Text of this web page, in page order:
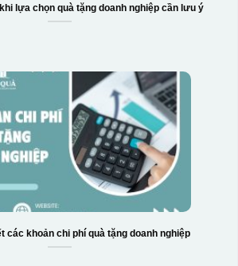
lựa chọn quà tặng doanh nghiệp cần lưu ý
các khoản chi phí quà tặng doanh nghiệp